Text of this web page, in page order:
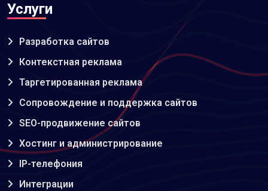
Услуги
Разработка сайтов
Контекстная реклама
Таргетированная реклама
Сопровождение и поддержка сайтов
SEO-продвижение сайтов
Хостинг и администрирование
IP-телефония
Интеграции